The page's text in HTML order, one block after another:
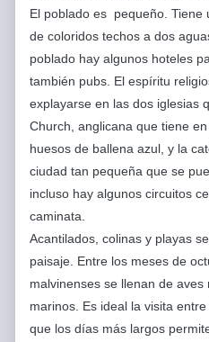
El poblado es pequeño. Tiene
de coloridos techos a dos
poblado hay algunos hoteles
también pubs. El espíritu
explayarse en las dos iglesias
Church, anglicana que tiene
huesos de ballena azul, y la
ciudad tan pequeña que se
incluso hay algunos circuitos
caminata.
Acantilados, colinas y playas
paisaje. Entre los meses de
malvinenses se llenan de
marinos. Es ideal la visita
que los días más largos